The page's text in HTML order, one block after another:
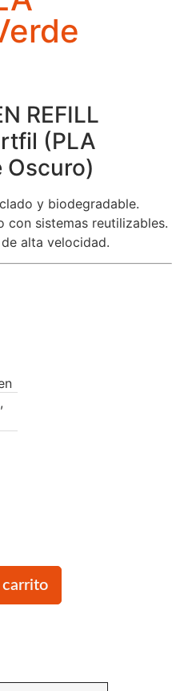
REFILL
(PLA
Oscuro)
y biodegradable.
con sistemas reutilizables.
alta velocidad.
,
carrito